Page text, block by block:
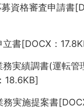
資格審査申請書
立書[DOCX：
務実績調書(運転管
18.6KB]
務実施提案書